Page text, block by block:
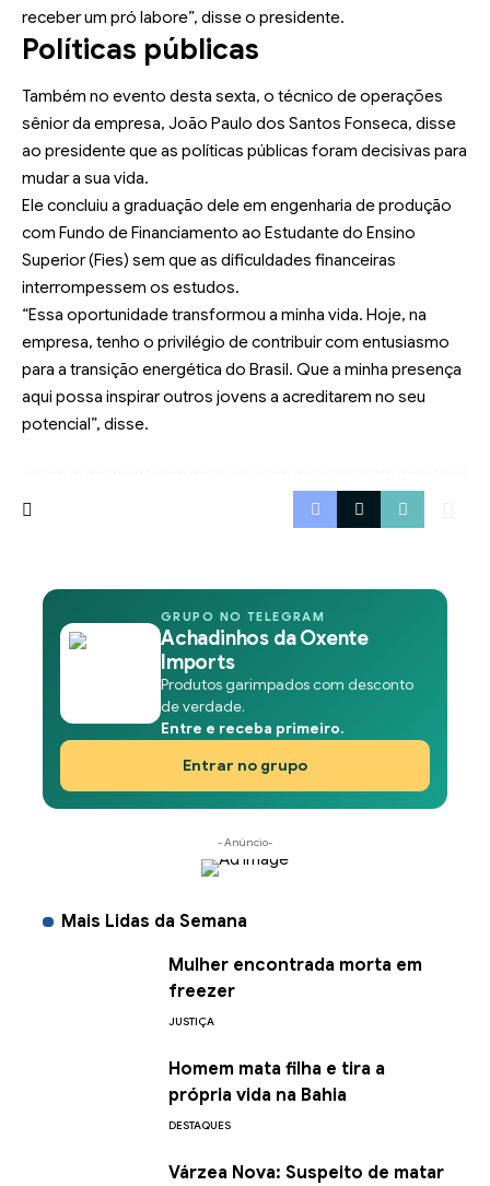
receber um pró labore”, disse o presidente.
Políticas públicas
Também no evento desta sexta, o técnico de operações
sênior da empresa, João Paulo dos Santos Fonseca, disse
ao presidente que as políticas públicas foram decisivas para
mudar a sua vida.
Ele concluiu a graduação dele em engenharia de produção
com Fundo de Financiamento ao Estudante do Ensino
Superior (Fies) sem que as dificuldades financeiras
interrompessem os estudos.
“Essa oportunidade transformou a minha vida. Hoje, na
empresa, tenho o privilégio de contribuir com entusiasmo
para a transição energética do Brasil. Que a minha presença
aqui possa inspirar outros jovens a acreditarem no seu
potencial”, disse.
GRUPO NO TELEGRAM
Achadinhos da Oxente
Imports
Produtos garimpados com desconto
de verdade.
Entre e receba primeiro.
Entrar no grupo
- Anúncio-
Mais Lidas da Semana
Mulher encontrada morta em
freezer
JUSTIÇA
Homem mata filha e tira a
própria vida na Bahia
DESTAQUES
Várzea Nova: Suspeito de matar